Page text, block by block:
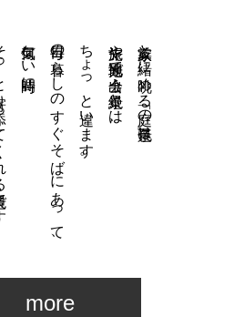
家族と一緒に眺める「庭の景色」は、
旅先や観光地で出会う絶景とは、
ちょっと違います。
毎日の暮らしのすぐそばにあって、
何気ない時間に、
色です。
more